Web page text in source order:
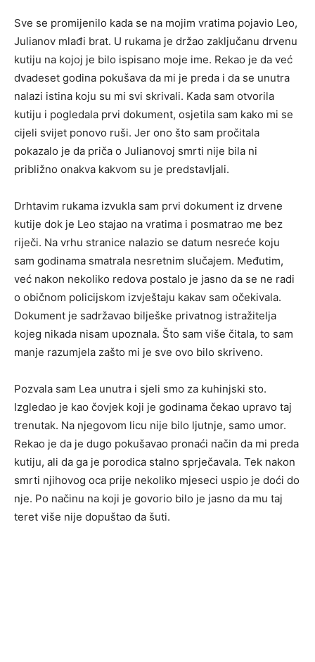
Sve se promijenilo kada se na mojim vratima pojavio Leo,
Julianov mlađi brat. U rukama je držao zaključanu drvenu
kutiju na kojoj je bilo ispisano moje ime. Rekao je da već
dvadeset godina pokušava da mi je preda i da se unutra
nalazi istina koju su mi svi skrivali. Kada sam otvorila
kutiju i pogledala prvi dokument, osjetila sam kako mi se
cijeli svijet ponovo ruši. Jer ono što sam pročitala
pokazalo je da priča o Julianovoj smrti nije bila ni
približno onakva kakvom su je predstavljali.
Drhtavim rukama izvukla sam prvi dokument iz drvene
kutije dok je Leo stajao na vratima i posmatrao me bez
riječi. Na vrhu stranice nalazio se datum nesreće koju
sam godinama smatrala nesretnim slučajem. Međutim,
već nakon nekoliko redova postalo je jasno da se ne radi
o običnom policijskom izvještaju kakav sam očekivala.
Dokument je sadržavao bilješke privatnog istražitelja
kojeg nikada nisam upoznala. Što sam više čitala, to sam
manje razumjela zašto mi je sve ovo bilo skriveno.
Pozvala sam Lea unutra i sjeli smo za kuhinjski sto.
Izgledao je kao čovjek koji je godinama čekao upravo taj
trenutak. Na njegovom licu nije bilo ljutnje, samo umor.
Rekao je da je dugo pokušavao pronaći način da mi preda
kutiju, ali da ga je porodica stalno sprječavala. Tek nakon
smrti njihovog oca prije nekoliko mjeseci uspio je doći do
nje. Po načinu na koji je govorio bilo je jasno da mu taj
teret više nije dopuštao da šuti.